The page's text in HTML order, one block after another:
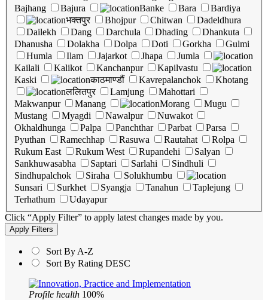
Bajhang
Bajura Banke Bara
Bardiya
भक्तपुर
Bhojpur Chitwan
Dadeldhura
Dailekh
Dang Darchula Dhading
Dhankuta
Dhanusha
Dolakha Dolpa Doti Gorkha
Gulmi
Humla
Ilam Jajarkot Jhapa
Jumla
Kailali
Kalikot Kanchanpur
Kapilvastu
Kaski
काठमाण्डौं Kavrepalanchok
Khotang
ललितपुर
Lamjung
Mahottari
Makwanpur
Manang Morang
Mugu
Mustang
Myagdi Nawalpur
Nuwakot
Okhaldhunga
Palpa Panchthar Parbat
Parsa
Pyuthan
Ramechhap Rasuwa Rautahat
Rolpa
Rukum East
Rukum West Rupandehi
Salyan
Sankhuwasabha
Saptari Sarlahi
Sindhuli
Sindhupalchok
Siraha
Solukhumbu
Sunsari
Surkhet Syangja Tanahun
Taplejung
Terhathum
Udayapur
Click “Apply Filter” to apply latest changes made by you.
Sort By A-Z
Sort By Rating DESC
Profile health 100%